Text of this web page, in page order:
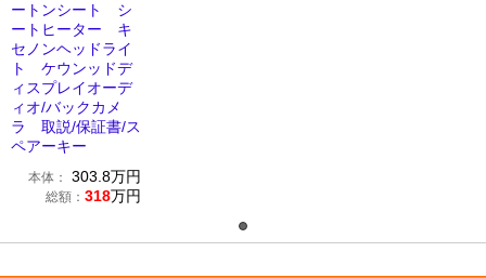
ートンシート シ
ートヒーター キ
セノンヘッドライ
ト ケウンッドデ
ィスプレイオーデ
ィオ/バックカメ
ラ 取説/保証書/ス
ペアーキー
本体： 303.8万円
総額： 318万円